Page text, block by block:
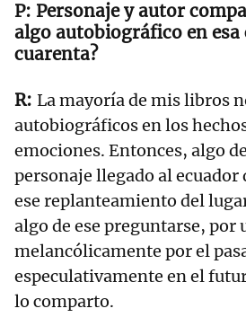
Personaje y autor
algo autobiográfico en esa
cuarenta?
La mayoría de mis libros
autobiográficos en los
emociones. Entonces, algo
personaje llegado al ecuador
ese replanteamiento del
algo de ese preguntarse, por
melancólicamente por el
especulativamente en el
lo comparto.